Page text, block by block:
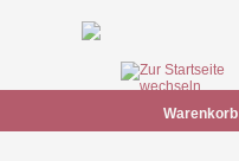
Warenkorb